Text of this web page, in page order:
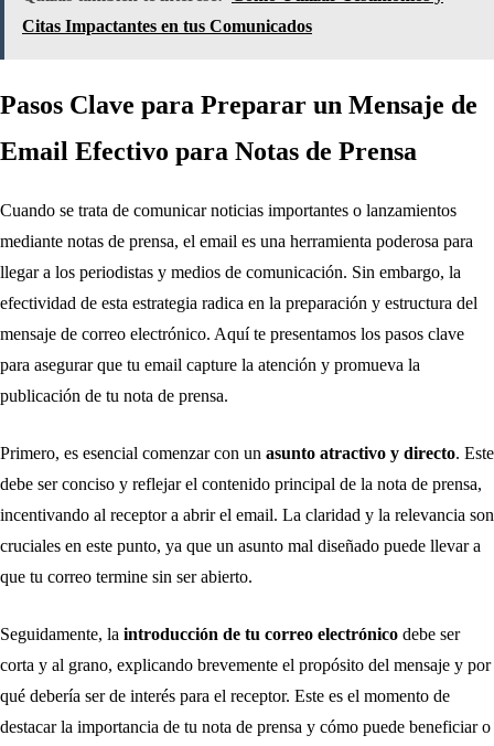
Citas Impactantes en tus Comunicados
Pasos Clave para Preparar un Mensaje de
Email Efectivo para Notas de Prensa
Cuando se trata de comunicar noticias importantes o lanzamientos
mediante notas de prensa, el email es una herramienta poderosa para
llegar a los periodistas y medios de comunicación. Sin embargo, la
efectividad de esta estrategia radica en la preparación y estructura del
mensaje de correo electrónico. Aquí te presentamos los pasos clave
para asegurar que tu email capture la atención y promueva la
publicación de tu nota de prensa.
Primero, es esencial comenzar con un asunto atractivo y directo. Este
debe ser conciso y reflejar el contenido principal de la nota de prensa,
incentivando al receptor a abrir el email. La claridad y la relevancia son
cruciales en este punto, ya que un asunto mal diseñado puede llevar a
que tu correo termine sin ser abierto.
Seguidamente, la introducción de tu correo electrónico debe ser
corta y al grano, explicando brevemente el propósito del mensaje y por
qué debería ser de interés para el receptor. Este es el momento de
destacar la importancia de tu nota de prensa y cómo puede beneficiar o